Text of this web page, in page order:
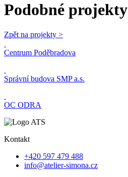
Podobné projekty
Zpět na projekty >
Centrum Poděbradova
Správní budova SMP a.s.
OC ODRA
Kontakt
+420 597 479 488
info@atelier-simona.cz